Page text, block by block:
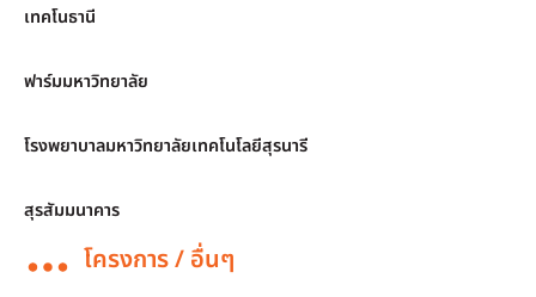
เทคโนธานี
ฟาร์มมหาวิทยาลัย
โรงพยาบาลมหาวิทยาลัยเทคโนโลยีสุรนารี
สุรสัมมนาคาร
โครงการ / อื่นๆ